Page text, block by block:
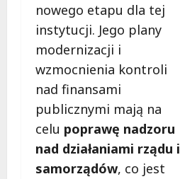
nowego etapu dla tej
instytucji. Jego plany
modernizacji i
wzmocnienia kontroli
nad finansami
publicznymi mają na
celu poprawę nadzoru
nad działaniami rządu i
samorządów, co jest